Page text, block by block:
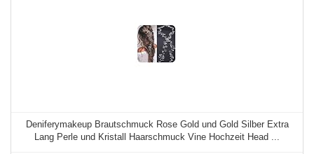
Deniferymakeup Brautschmuck Rose Gold und Gold Silber Extra
Lang Perle und Kristall Haarschmuck Vine Hochzeit Head ...